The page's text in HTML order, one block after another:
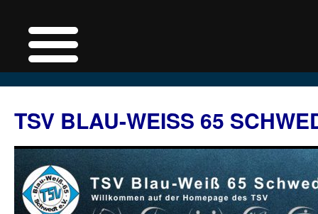
springen
TSV BLAU-WEISS 65